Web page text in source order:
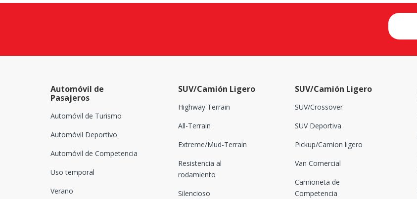
Automóvil de
Pasajeros
Automóvil de Turismo
Automóvil Deportivo
Automóvil de Competencia
Uso temporal
Verano
SUV/Camión Ligero
Highway Terrain
All-Terrain
Extreme/Mud-Terrain
Resistencia al
rodamiento
Silencioso
SUV/Camión Ligero
SUV/Crossover
SUV Deportiva
Pickup/Camion ligero
Van Comercial
Camioneta de
Competencia